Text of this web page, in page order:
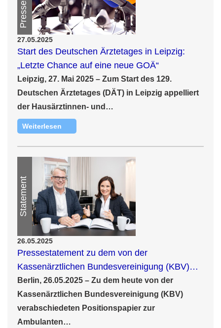
27.05.2025
Start des Deutschen Ärztetages in Leipzig:
„Letzte Chance auf eine neue GOÄ“
Leipzig, 27. Mai 2025 – Zum Start des 129.
Deutschen Ärztetages (DÄT) in Leipzig appelliert
der Hausärztinnen- und…
Weiterlesen
Statement
26.05.2025
Pressestatement zu dem von der
Kassenärztlichen Bundesvereinigung (KBV)…
Berlin, 26.05.2025 – Zu dem heute von der
Kassenärztlichen Bundesvereinigung (KBV)
verabschiedeten Positionspapier zur
Ambulanten…